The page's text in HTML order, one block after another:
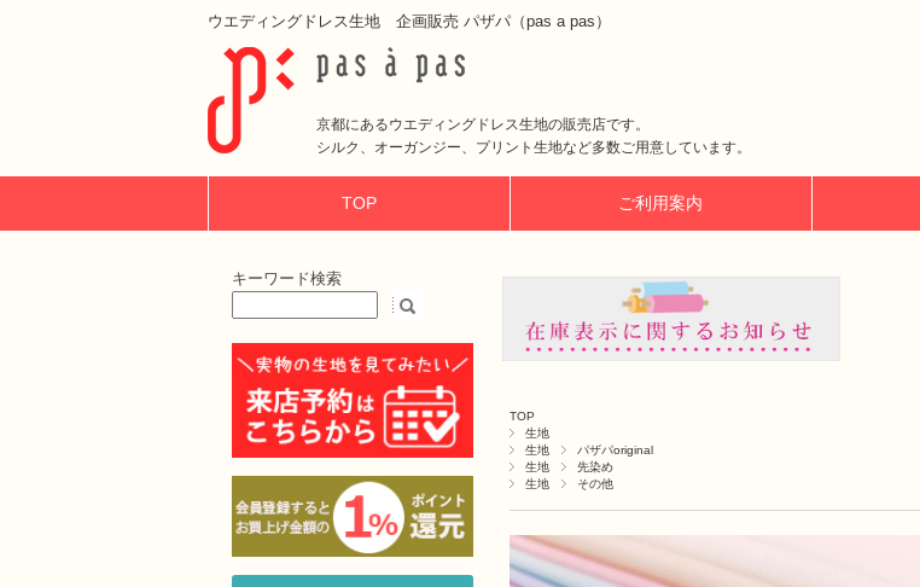
ウエディングドレス生地 企画販売 パザパ（pas a pas）
京都にあるウエディングドレス生地の販売店です。
シルク、オーガンジー、プリント生地など多数ご用意しています。
TOP ご利用案内
TOP
生地
生地
パザパoriginal
生地
先染め
生地
その他
キーワード検索